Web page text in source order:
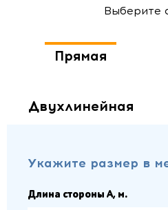
Выберите
Прямая
Двухлинейная
Укажите размер в
Длина стороны A, м.